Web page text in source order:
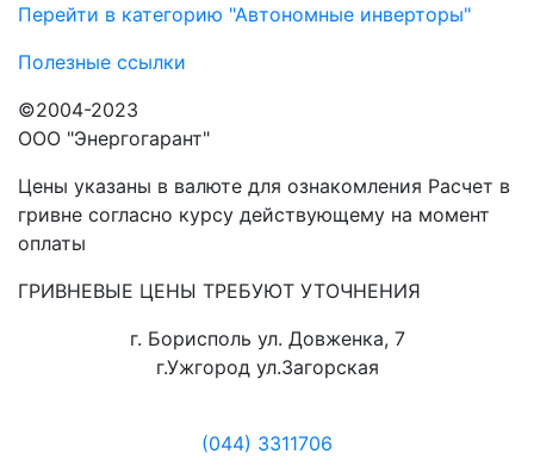
Перейти в категорию "Автономные инверторы"
Полезные ссылки
©2004-2023
ООО "Энергогарант"
Цены указаны в валюте для ознакомления Расчет в
гривне согласно курсу действующему на момент
оплаты
ГРИВНЕВЫЕ ЦЕНЫ ТРЕБУЮТ УТОЧНЕНИЯ
г. Борисполь ул. Довженка, 7
г.Ужгород ул.Загорская
(044) 3311706